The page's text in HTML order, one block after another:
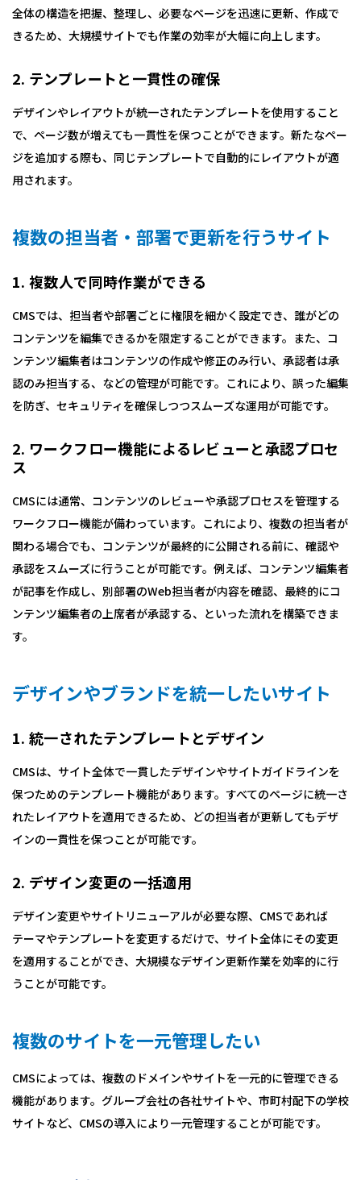
全体の構造を把握、整理し、必要なページを迅速に更新、作成で
きるため、大規模サイトでも作業の効率が大幅に向上します。
2. テンプレートと一貫性の確保
デザインやレイアウトが統一されたテンプレートを使用すること
で、ページ数が増えても一貫性を保つことができます。新たなペー
ジを追加する際も、同じテンプレートで自動的にレイアウトが適
用されます。
複数の担当者・部署で更新を行うサイト
1. 複数人で同時作業ができる
CMSでは、担当者や部署ごとに権限を細かく設定でき、誰がどの
コンテンツを編集できるかを限定することができます。また、コ
ンテンツ編集者はコンテンツの作成や修正のみ行い、承認者は承
認のみ担当する、などの管理が可能です。これにより、誤った編集
を防ぎ、セキュリティを確保しつつスムーズな運用が可能です。
2. ワークフロー機能によるレビューと承認プロセ
ス
CMSには通常、コンテンツのレビューや承認プロセスを管理する
ワークフロー機能が備わっています。これにより、複数の担当者が
関わる場合でも、コンテンツが最終的に公開される前に、確認や
承認をスムーズに行うことが可能です。例えば、コンテンツ編集者
が記事を作成し、別部署のWeb担当者が内容を確認、最終的にコ
ンテンツ編集者の上席者が承認する、といった流れを構築できま
す。
デザインやブランドを統一したいサイト
1. 統一されたテンプレートとデザイン
CMSは、サイト全体で一貫したデザインやサイトガイドラインを
保つためのテンプレート機能があります。すべてのページに統一さ
れたレイアウトを適用できるため、どの担当者が更新してもデザ
インの一貫性を保つことが可能です。
2. デザイン変更の一括適用
デザイン変更やサイトリニューアルが必要な際、CMSであれば
テーマやテンプレートを変更するだけで、サイト全体にその変更
を適用することができ、大規模なデザイン更新作業を効率的に行
うことが可能です。
複数のサイトを一元管理したい
CMSによっては、複数のドメインやサイトを一元的に管理できる
機能があります。グループ会社の各社サイトや、市町村配下の学校
サイトなど、CMSの導入により一元管理することが可能です。